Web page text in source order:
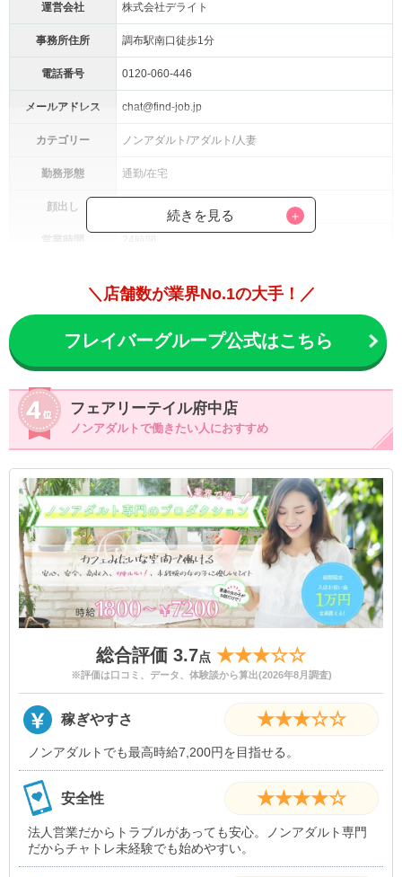
運営会社 株式会社デライト
事務所住所 調布駅南口徒歩1分
電話番号 0120-060-446
メールアドレス chat@find-job.jp
カテゴリー ノンアダルト/アダルト/人妻
勤務形態 通勤/在宅
顔出し
営業時間 24時間
成果報酬：時給18,000円以上可能
満18歳以上(高校生不可)
・皆勤賞ボーナス
・日払い対応可能
・送迎可能
・フリードリンク・お菓子食べ放題
・罰金・ノルマなし
・体験入店歓迎
・送迎
・美容サポート
続きを見る
＼店舗数が業界No.1の大手！／
フレイバーグループ公式はこちら
フェアリーテイル府中店
ノンアダルトで働きたい人におすすめ
総合評価 3.7点 ★★★☆☆
※評価は口コミ、データ、体験談から算出(2026年8月調査)
稼ぎやすさ ★★★☆☆
ノンアダルトでも最高時給7,200円を目指せる。
安全性 ★★★★☆
法人営業だからトラブルがあっても安心。ノンアダルト専門
だからチャトレ未経験でも始めやすい。